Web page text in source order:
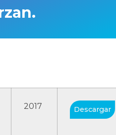
2017 Descargar